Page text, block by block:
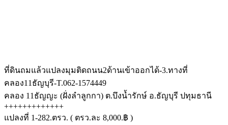
ที่ดินถมแล้วแปลงมุมติดถนน2ด้านเข้าออกได้-3.ทางที่
คลอง11ธัญบุรี-T.062-1574449
คลอง 11ธัญญะ (ฝั่งลำลูกกา) ต.บึงน้ำรักษ์ อ.ธัญบุรี ปทุมธานี
+++++++++++++
แปลงที่ 1-282.ตรว. ( ตรว.ละ 8,000.฿ )